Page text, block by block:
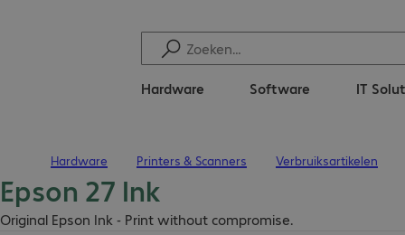
Hardware Software IT
Hardware Printers & Scanners Verbruiksartikelen
Epson 27 Ink
Original Epson Ink - Print without compromise.
€ 14,99